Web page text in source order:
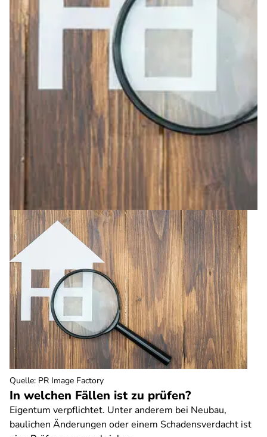
In welchen Fällen ist zu prüfen?
Eigentum verpflichtet. Unter anderem bei Neubau,
baulichen Änderungen oder einem Schadensverdacht ist
Quelle: PR Image Factory